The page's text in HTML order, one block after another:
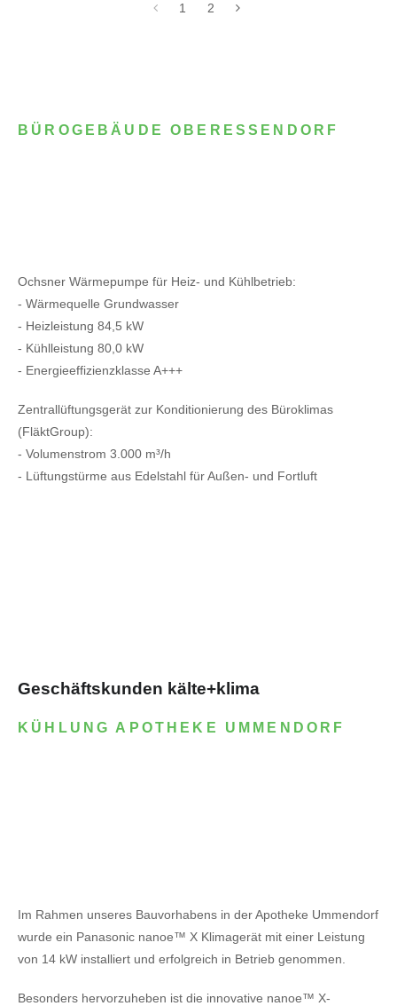
1 2
BÜROGEBÄUDE OBERESSENDORF
Ochsner Wärmepumpe für Heiz- und Kühlbetrieb:
- Wärmequelle Grundwasser
- Heizleistung 84,5 kW
- Kühlleistung 80,0 kW
- Energieeffizienzklasse A+++
Zentrallüftungsgerät zur Konditionierung des Büroklimas
(FläktGroup):
- Volumenstrom 3.000 m³/h
- Lüftungstürme aus Edelstahl für Außen- und Fortluft
Geschäftskunden kälte+klima
KÜHLUNG APOTHEKE UMMENDORF
Im Rahmen unseres Bauvorhabens in der Apotheke Ummendorf
wurde ein Panasonic nanoe™ X Klimagerät mit einer Leistung
von 14 kW installiert und erfolgreich in Betrieb genommen.
Besonders hervorzuheben ist die innovative nanoe™ X-